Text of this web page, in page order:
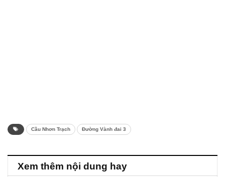
Cầu Nhơn Trạch Đường Vành đai 3
Xem thêm nội dung hay